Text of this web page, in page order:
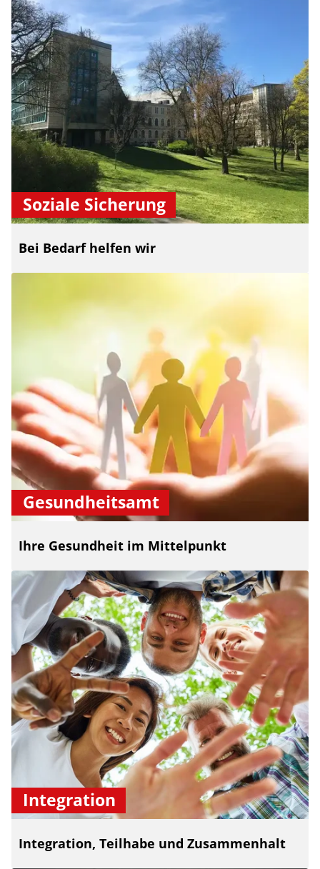
Soziale Sicherung
Bei Bedarf helfen wir
Gesundheitsamt
Ihre Gesundheit im Mittelpunkt
Integration
Integration, Teilhabe und Zusammenhalt